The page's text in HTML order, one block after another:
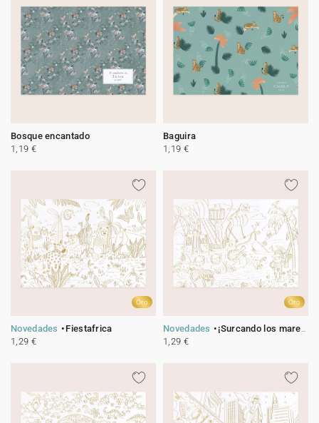
Bosque encantado
1,19 €
Baguira
1,19 €
Oro
Novedades
Fiestafrica
1,29 €
Oro
Novedades
¡Surcando los mares!
1,29 €